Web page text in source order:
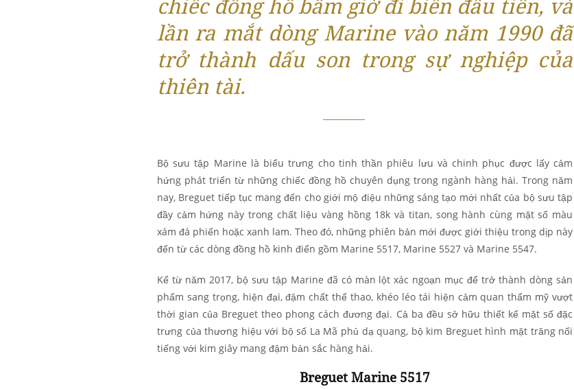
chiếc đồng hồ bấm giờ đi biển đầu tiên, và
lần ra mắt dòng Marine vào năm 1990 đã
trở thành dấu son trong sự nghiệp của
thiên tài.
Bộ sưu tập Marine là biểu trưng cho tinh thần phiêu lưu và chinh phục được lấy cảm
hứng phát triển từ những chiếc đồng hồ chuyên dụng trong ngành hàng hải. Trong năm
nay, Breguet tiếp tục mang đến cho giới mộ điệu những sáng tạo mới nhất của bộ sưu tập
đầy cảm hứng này trong chất liệu vàng hồng 18k và titan, song hành cùng mặt số màu
xám đá phiến hoặc xanh lam. Theo đó, những phiên bản mới được giới thiệu trong dịp này
đến từ các dòng đồng hồ kinh điển gồm Marine 5517, Marine 5527 và Marine 5547.
Kể từ năm 2017, bộ sưu tập Marine đã có màn lột xác ngoạn mục để trở thành dòng sản
phẩm sang trọng, hiện đại, đậm chất thể thao, khéo léo tái hiện cảm quan thẩm mỹ vượt
thời gian của Breguet theo phong cách đương đại. Cả ba đều sở hữu thiết kế mặt số đặc
trưng của thương hiệu với bộ số La Mã phủ dạ quang, bộ kim Breguet hình mặt trăng nổi
tiếng với kim giây mang đậm bản sắc hàng hải.
Breguet Marine 5517